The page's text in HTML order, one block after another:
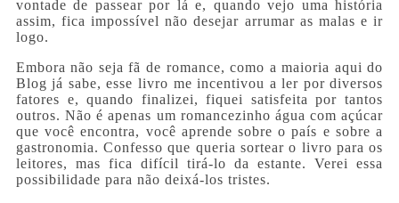
vontade de passear por lá e, quando vejo uma história
assim, fica impossível não desejar arrumar as malas e ir
logo.
Embora não seja fã de romance, como a maioria aqui do
Blog já sabe, esse livro me incentivou a ler por diversos
fatores e, quando finalizei, fiquei satisfeita por tantos
outros. Não é apenas um romancezinho água com açúcar
que você encontra, você aprende sobre o país e sobre a
gastronomia. Confesso que queria sortear o livro para os
leitores, mas fica difícil tirá-lo da estante. Verei essa
possibilidade para não deixá-los tristes.